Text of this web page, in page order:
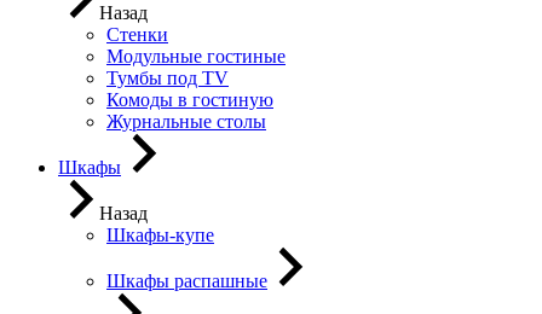
Назад
Стенки
Модульные гостиные
Тумбы под ТV
Комоды в гостиную
Журнальные столы
Шкафы
Назад
Шкафы-купе
Шкафы распашные